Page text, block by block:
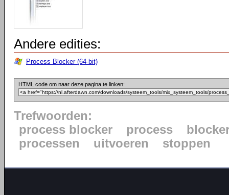
Andere edities:
Process Blocker (64-bit)
HTML code om naar deze pagina te linken:
Trefwoorden:
process blocker
process
processen
uitvoeren stoppen